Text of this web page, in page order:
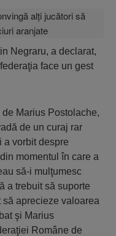
Negraru, a declarat,
face un gest
Marius Postolache,
de un curaj rar
a vorbit despre
momentul în care a
să-i mulţumesc
a trebuit să suporte
aprecieze valoarea
şi Marius
Române de